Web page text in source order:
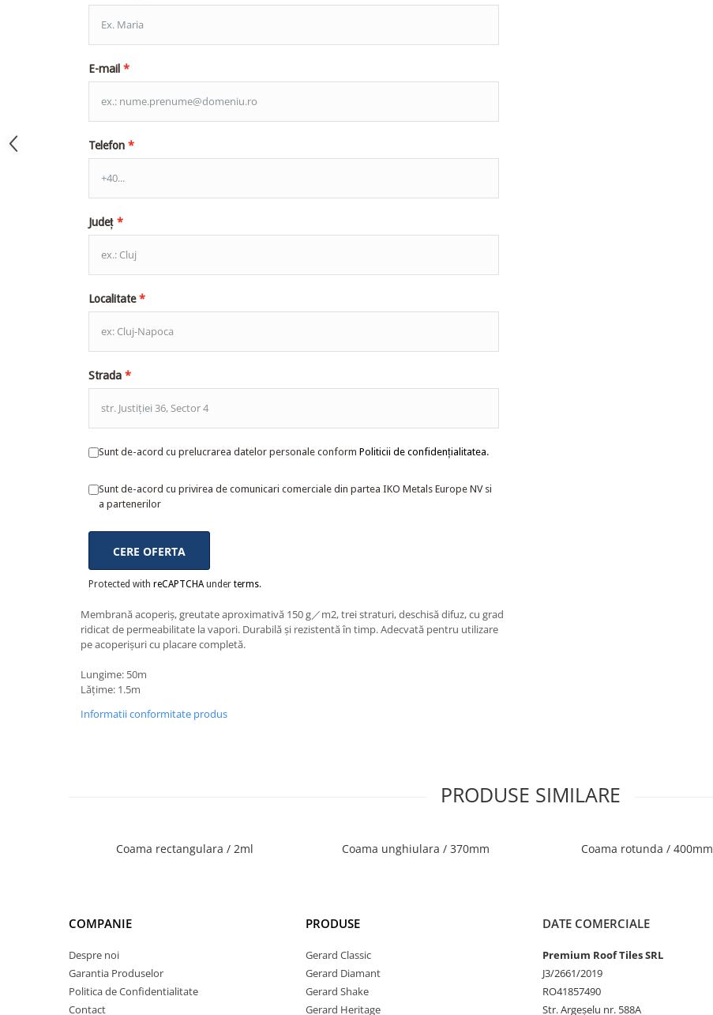
E-mail
Telefon
Județ
Localitate
Strada
Sunt de-acord cu prelucrarea datelor personale conform Politicii de confidențialitatea.
Sunt de-acord cu privirea de comunicari comerciale din partea IKO Metals Europe NV si
a partenerilor
CERE OFERTA
Protected with reCAPTCHAunder terms.
Membrană acoperiş, greutate aproximativă 150 g／m2, trei straturi, deschisă difuz, cu grad
ridicat de permeabilitate la vapori. Durabilă şi rezistentă în timp. Adecvată pentru utilizare
pe acoperişuri cu placare completă.
Lungime: 50m
Lățime: 1.5m
Informatii conformitate produs
PRODUSE SIMILARE
Coama rectangulara / 2ml Coama unghiulara / 370mm Coama rotunda / 400mm
COMPANIE
Despre noi
Garantia Produselor
Politica de Confidentialitate
Contact
PRODUSE
Gerard Classic
Gerard Diamant
Gerard Shake
Gerard Heritage
DATE COMERCIALE
Premium Roof Tiles SRL
J3/2661/2019
RO41857490
Str. Argeșelu nr. 588A